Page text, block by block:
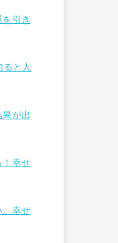
引き
ると人
果が出
幸せ
。幸せ